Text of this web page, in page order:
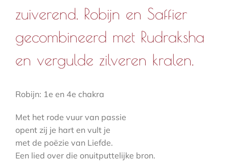
zuiverend. Robijn en Saffier
gecombineerd met Rudraksha
en vergulde zilveren kralen.
Robijn: 1e en 4e chakra
Met het rode vuur van passie
opent zij je hart en vult je
met de poëzie van Liefde.
Een lied over die onuitputtelijke bron.